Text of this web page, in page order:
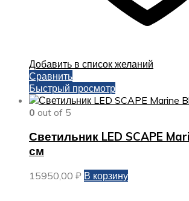
Добавить в список желаний
Сравнить
Быстрый просмотр
0 out of 5
Светильник LED SCAPE
см
15950,00 ₽ В корзину